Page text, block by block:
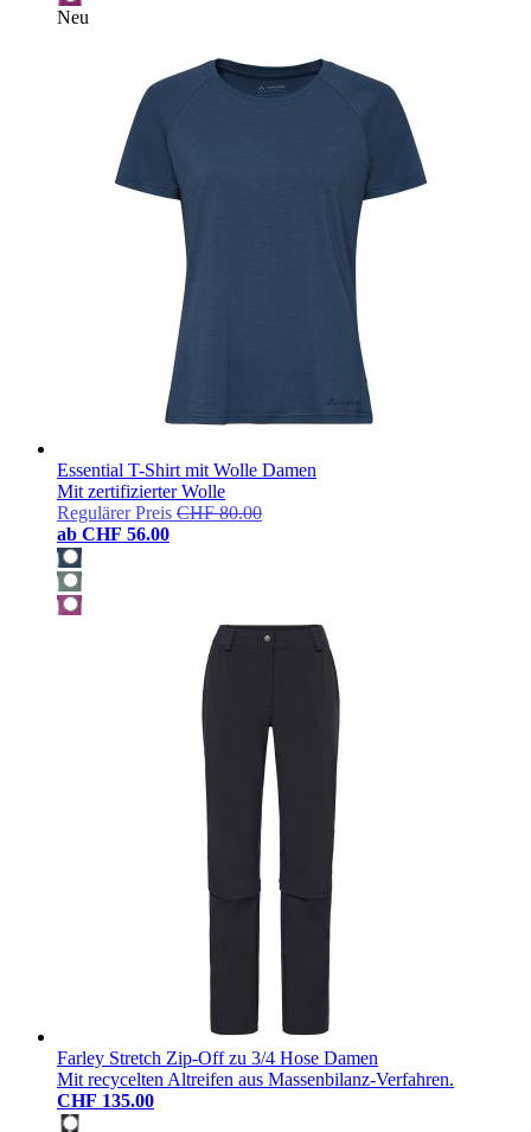
Neu
Essential T-Shirt mit Wolle Damen
Mit zertifizierter Wolle
Regulärer Preis CHF 80.00
ab CHF 56.00
Farley Stretch Zip-Off zu 3/4 Hose Damen
Mit recycelten Altreifen aus Massenbilanz-Verfahren.
CHF 135.00